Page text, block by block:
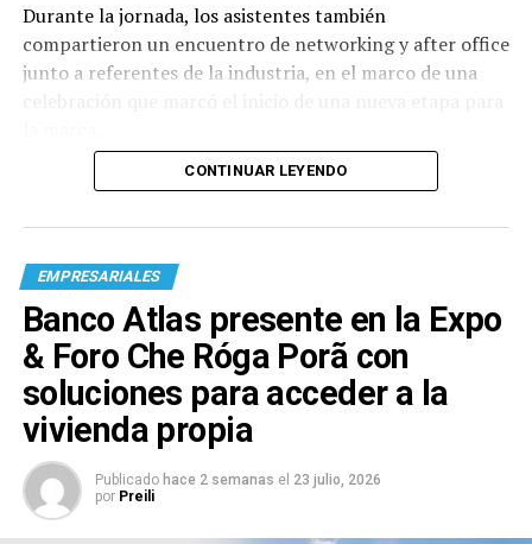
Durante la jornada, los asistentes también
compartieron un encuentro de networking y after office
junto a referentes de la industria, en el marco de una
CONTINUAR LEYENDO
EMPRESARIALES
Banco Atlas presente en la Expo
& Foro Che Róga Porã con
soluciones para acceder a la
vivienda propia
Publicado hace 2 semanas el 23 julio, 2026
por Preili